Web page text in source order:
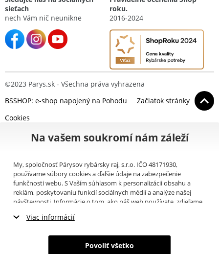
sieťach
nech Vám nič neunikne
roku.
2016-2024
©2023 Parys.sk - Všechna práva vyhrazena
BSSHOP: e-shop napojený na Pohodu
Začiatok stránky
Cookies
Na vašem soukromí nám záleží
My, spoločnosť Párysov rybársky raj, s.r.o. IČO 48171930,
používame súbory cookies a ďalšie údaje na zabezpečenie
funkčnosti webu. S Vaším súhlasom k personalizácii obsahu a
reklám, poskytovaniu funkcií sociálnych médií a analýze našej
návštevnosti. Informácie o tom, ako náš web používate, zdieľame
(napríklad Google).Tu
informáciami, ktoré ste im poskytli alebo ktoré získali v dôsledku
toho, že používate ich služby. Tieto údaje zahŕňajú cookies, dáta z
Viac informácií
Nevyhnutné cookies
Povoliť všetko